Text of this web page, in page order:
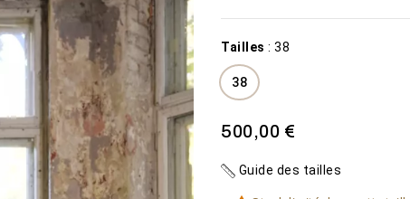
1 600,00 €
450,00 €
Tailles : 38
38
500,00 €
Guide des tailles